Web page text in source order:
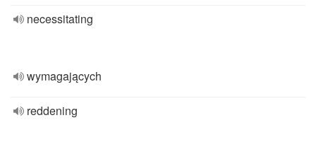
necessitating
wymagających
reddening